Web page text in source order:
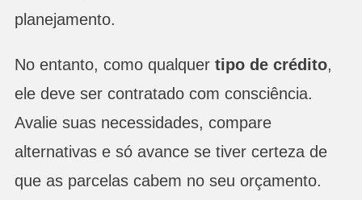
planejamento.
No entanto, como qualquer tipo de crédito,
ele deve ser contratado com consciência.
Avalie suas necessidades, compare
alternativas e só avance se tiver certeza de
que as parcelas cabem no seu orçamento.